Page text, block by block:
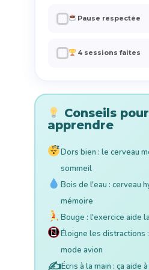
✓ Pause respectée
✓ 4 sessions faites
Conseils
apprendre
Dors bien : le cerveau
sommeil
Bois de l'eau : cerveau
mémoire
Bouge : l'exercice aide
Éloigne les distractions
mode avion
✍️Écris à la main : ça aide